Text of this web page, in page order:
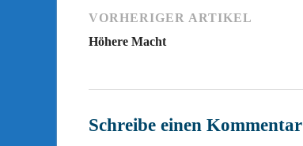
VORHERIGER ARTIKEL
Höhere Macht
Schreibe einen Kommentar